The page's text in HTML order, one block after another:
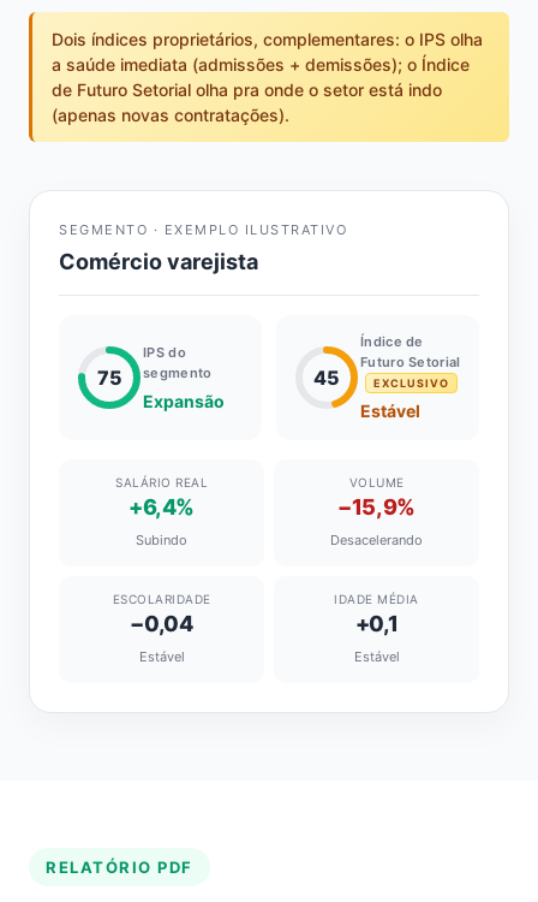
Dois índices proprietários, complementares: o IPS olha
a saúde imediata (admissões + demissões); o Índice
de Futuro Setorial olha pra onde o setor está indo
(apenas novas contratações).
SEGMENTO · EXEMPLO ILUSTRATIVO
Comércio varejista
75
IPS do
segmento
Expansão
45
Índice de
Futuro Setorial
EXCLUSIVO
Estável
SALÁRIO REAL
+6,4%
Subindo
VOLUME
−15,9%
Desacelerando
ESCOLARIDADE
−0,04
Estável
IDADE MÉDIA
+0,1
Estável
RELATÓRIO PDF